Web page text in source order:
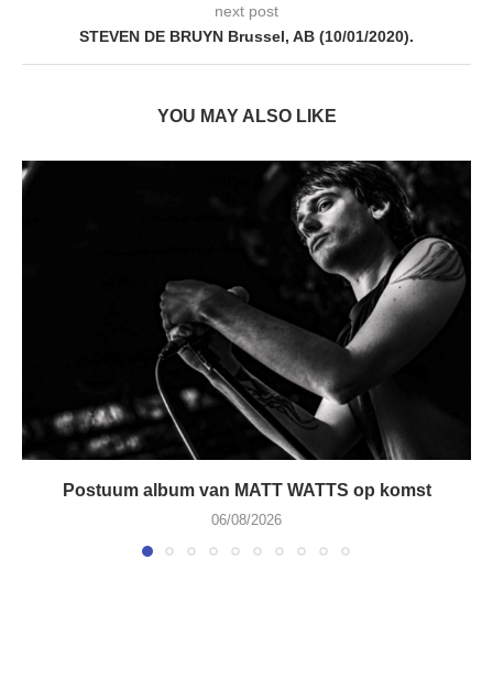
next post
STEVEN DE BRUYN Brussel, AB (10/01/2020).
YOU MAY ALSO LIKE
Postuum album van MATT WATTS op komst
06/08/2026